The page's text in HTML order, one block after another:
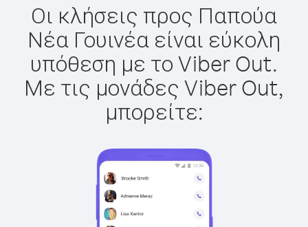
Οι κλήσεις προς Παπούα
Νέα Γουινέα είναι εύκολη
υπόθεση με το Viber Out.
Με τις μονάδες Viber Out,
μπορείτε: